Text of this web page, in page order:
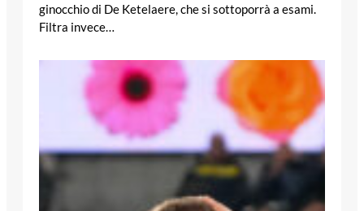
ginocchio di De Ketelaere, che si sottoporrà a esami.
Filtra invece…